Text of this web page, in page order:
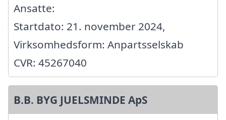
Ansatte:
Startdato: 21. november 2024,
Virksomhedsform: Anpartsselskab
CVR: 45267040
B.B. BYG JUELSMINDE ApS